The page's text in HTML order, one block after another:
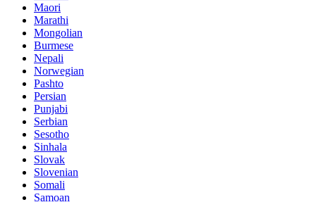
Maori
Marathi
Mongolian
Burmese
Nepali
Norwegian
Pashto
Persian
Punjabi
Serbian
Sesotho
Sinhala
Slovak
Slovenian
Somali
Samoan